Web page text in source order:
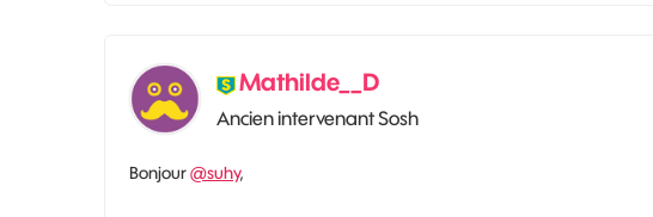
Mathilde__D
Ancien intervenant Sosh
Bonjour@suhy,